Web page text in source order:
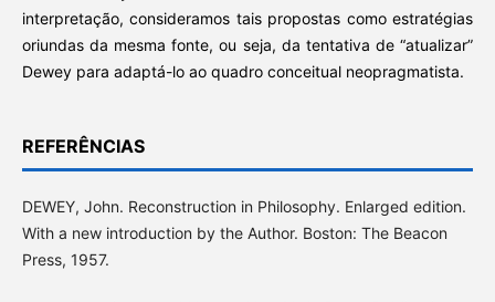
interpretação, consideramos tais propostas como estratégias
oriundas da mesma fonte, ou seja, da tentativa de “atualizar”
Dewey para adaptá-lo ao quadro conceitual neopragmatista.
REFERÊNCIAS
DEWEY, John. Reconstruction in Philosophy. Enlarged edition.
With a new introduction by the Author. Boston: The Beacon
Press, 1957.